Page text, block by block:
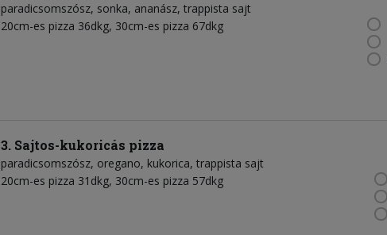
paradicsomszósz sonka ananász trappista sajt
20cm-es pizza 36dkg, 30cm-es pizza 67dkg
3. Sajtos-kukoricás pizza
paradicsomszósz oregano kukorica trappista sajt
20cm-es pizza 31dkg, 30cm-es pizza 57dkg